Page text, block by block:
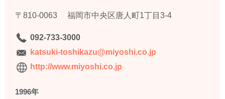
〒810-0063 福岡市中央区唐人町1丁目3-4
092-733-3000
katsuki-toshikazu@miyoshi.co.jp
http://www.miyoshi.co.jp
1996年